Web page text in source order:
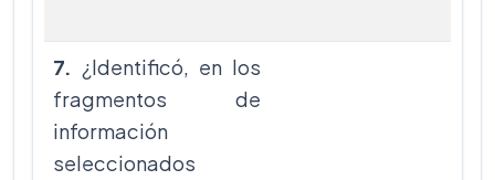
7. ¿Identificó, en los
fragmentos de
información
seleccionados